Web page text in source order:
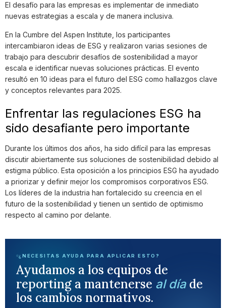
El desafío para las empresas es implementar de inmediato
nuevas estrategias a escala y de manera inclusiva.
En la Cumbre del Aspen Institute, los participantes
intercambiaron ideas de ESG y realizaron varias sesiones de
trabajo para descubrir desafíos de sostenibilidad a mayor
escala e identificar nuevas soluciones prácticas. El evento
resultó en 10 ideas para el futuro del ESG como hallazgos clave
y conceptos relevantes para 2025.
Enfrentar las regulaciones ESG ha
sido desafiante pero importante
Durante los últimos dos años, ha sido difícil para las empresas
discutir abiertamente sus soluciones de sostenibilidad debido al
estigma público. Esta oposición a los principios ESG ha ayudado
a priorizar y definir mejor los compromisos corporativos ESG.
Los líderes de la industria han fortalecido su creencia en el
futuro de la sostenibilidad y tienen un sentido de optimismo
respecto al camino por delante.
¿NECESITAS AYUDA PARA APLICAR ESTO?
Ayudamos a los equipos de
reporting a mantenerse al díade
los cambios normativos.